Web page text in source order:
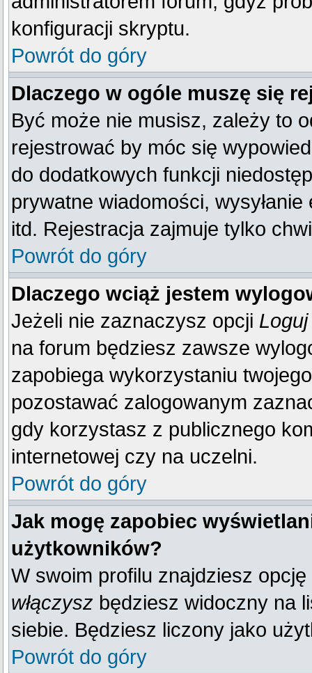
konfiguracji skryptu.
Powrót do góry
Dlaczego w ogóle muszę się
Być może nie musisz, zależy to
rejestrować by móc się
do dodatkowych funkcji
prywatne wiadomości,
itd. Rejestracja zajmuje tylko
Powrót do góry
Dlaczego wciąż jestem
Jeżeli nie zaznaczysz opcji
na forum będziesz zawsze
zapobiega wykorzystaniu
pozostawać zalogowanym
gdy korzystasz z publicznego
internetowej czy na uczelni.
Powrót do góry
Jak mogę zapobiec
użytkowników?
W swoim profilu znajdziesz opcję
włączysz będziesz widoczny na
siebie. Będziesz liczony jako
Powrót do góry